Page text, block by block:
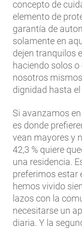
concepto de
elemento de
garantía de
solamente en
dejen tranquilos
haciendo solos
nosotros
dignidad hasta
Si avanzamos
es donde
vean mayores y
42,3 % quiere
una residencia.
preferimos estar
hemos vivido
lazos con la
necesitarse un
diaria. Y la